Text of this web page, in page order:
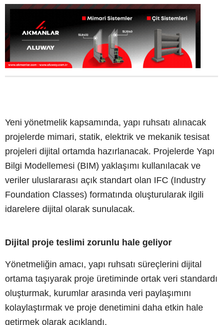
Yeni yönetmelik kapsamında, yapı ruhsatı alınacak
projelerde mimari, statik, elektrik ve mekanik tesisat
projeleri dijital ortamda hazırlanacak. Projelerde Yapı
Bilgi Modellemesi (BIM) yaklaşımı kullanılacak ve
veriler uluslararası açık standart olan IFC (Industry
Foundation Classes) formatında oluşturularak ilgili
idarelere dijital olarak sunulacak.
Dijital proje teslimi zorunlu hale geliyor
Yönetmeliğin amacı, yapı ruhsatı süreçlerini dijital
ortama taşıyarak proje üretiminde ortak veri standardı
oluşturmak, kurumlar arasında veri paylaşımını
kolaylaştırmak ve proje denetimini daha etkin hale
getirmek olarak açıklandı.